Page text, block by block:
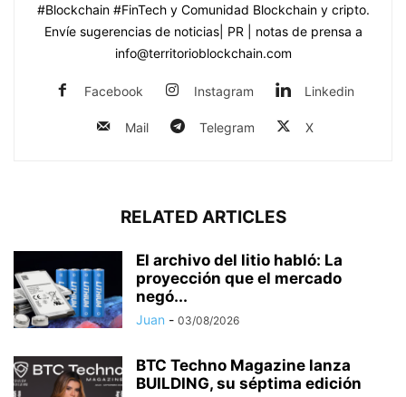
#Blockchain #FinTech y Comunidad Blockchain y cripto.
Envíe sugerencias de noticias| PR | notas de prensa a
info@territorioblockchain.com
Facebook Instagram Linkedin
Mail Telegram X
RELATED ARTICLES
El archivo del litio habló: La
proyección que el mercado
negó...
Juan - 03/08/2026
BTC Techno Magazine lanza
BUILDING, su séptima edición